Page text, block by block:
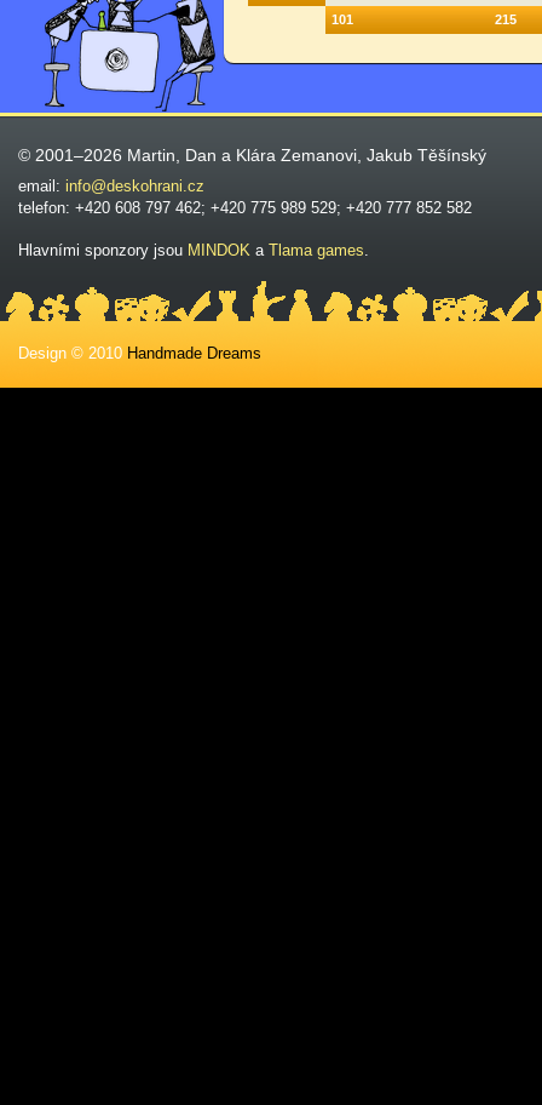
101 215
© 2001–2026 Martin, Dan a Klára Zemanovi, Jakub Těšínský
email: info@deskohrani.cz
telefon: +420 608 797 462; +420 775 989 529; +420 777 852 582
Hlavními sponzory jsou MINDOK a Tlama games.
Design © 2010 Handmade Dreams